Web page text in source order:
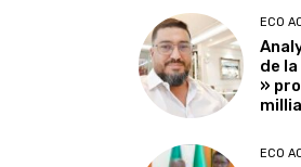
ECO
de
»
ECO